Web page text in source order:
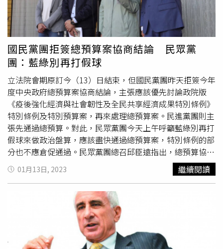
雲表示，歲入超過預算數應該不會有4000億元這麼多，9月
營所稅暫繳，因為有些產業營運仍受疫情影響，所以財政部
今年仍給予部分企業免辦暫繳，稅收與歲入情形要到10月才
會更明朗。惟即使稅收、歲入執行良好，莊翠雲認為應該
先還債、減少舉債。部分立委如林楚茵、費鴻泰關心金融營
業稅是否降稅問題。金管會主委黃天牧表示，希望金融營業
稅可以降回2％，莊翠雲也首度表態，會參考金管會意見，
「態度開放」。據財政部評估，即使金融營業稅降至2％，
但是非銀保的金融營業稅也會進入國庫，不再挹注金融業特
別準備金，整體國庫稅收還是增加，初估會增加38億元。
國民黨團拒簽總預算案協商結論 民眾黨
團：藍綠別再打假球
立法院會期原訂今（13）日結束，但國民黨團昨天拒簽今年
度中央政府總預算案協商結論，主張應該優先討論政院版
《疫後強化經濟與社會韌性及全民共享經濟成果特別條例》
特別條例及特別預算案，再來處理總預算案。民進黨團則主
張先通過總預算。對此，民眾黨團今天上午呼籲藍綠別再打
假球來做政治盤算，應該盡快通過總預算案，特別條例的部
分也不應倉促通過。民眾黨團總召邱臣遠指出，總預算協商
期間各黨的攻防都尊重，但民眾黨身為務實的政黨，主張總
預算仍要通過，所以呼籲藍綠兩黨別打假球及做過多的政治
盤算。特別條例的部分也應建立在優先還債及合理公平的社
會分配的兩大原則之下。因決策過程大撒幣，完全沒有以民
為本，因此民眾黨團主張必須嚴審。幹事長張其祿指出，執
政黨為了救民意而發現金，雖然因為確實有超徵事實所以並
非不能發，應把經濟果實跟民眾共享，但是根據預算法，特
01月13日, 2023 繼續閱讀